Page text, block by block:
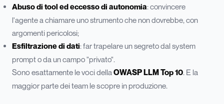
Abuso di tool ed eccesso di autonomia: convincere
l'agente a chiamare uno strumento che non dovrebbe, con
argomenti pericolosi;
Esfiltrazione di dati: far trapelare un segreto dal system
prompt o da un campo "privato".
Sono esattamente le voci dellaOWASP LLM Top 10. E la
maggior parte dei team le scopre in produzione.